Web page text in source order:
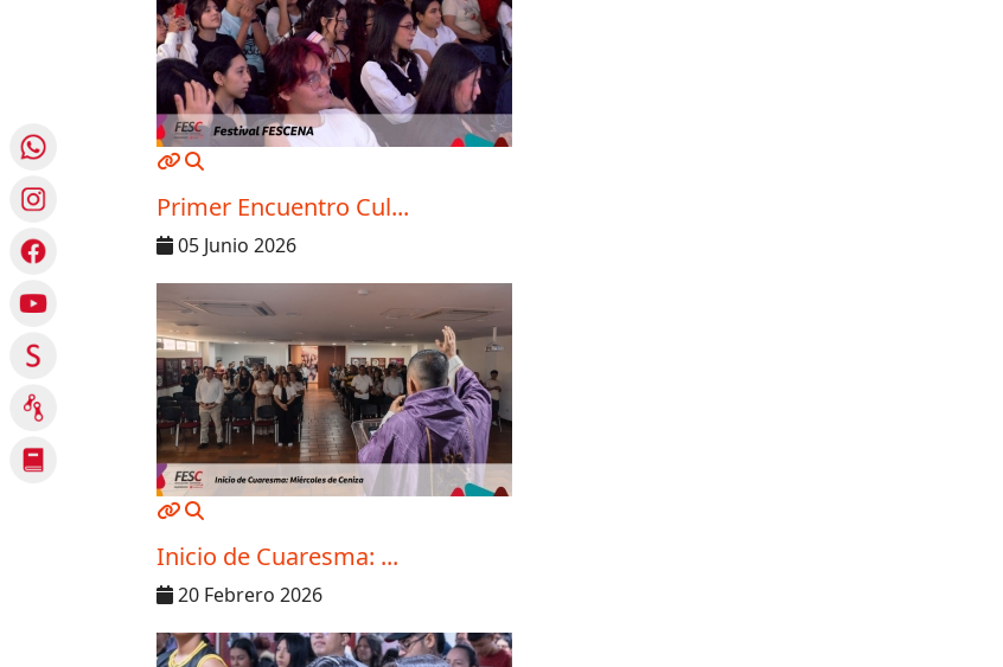
MOD_JTCS_VIEW_ARTICLE_LINK
Primer Encuentro Cul...
05 Junio 2026
MOD_JTCS_VIEW_ARTICLE_LINK
Inicio de Cuaresma: ...
20 Febrero 2026